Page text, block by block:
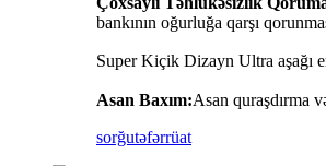
bankının oğurluğa qarşı
Super Kiçik Dizayn Ultra aşağı
Asan Baxım:Asan quraşdırma
sorğutəfərrüat